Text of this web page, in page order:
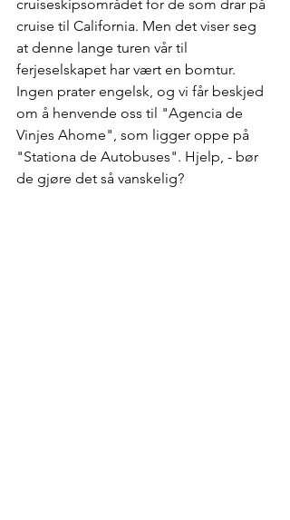
cruiseskipsområdet for de som drar på
cruise til California. Men det viser seg
at denne lange turen vår til
ferjeselskapet har vært en bomtur.
Ingen prater engelsk, og vi får beskjed
om å henvende oss til "Agencia de
Vinjes Ahome", som ligger oppe på
"Stationa de Autobuses". Hjelp, - bør
de gjøre det så vanskelig?